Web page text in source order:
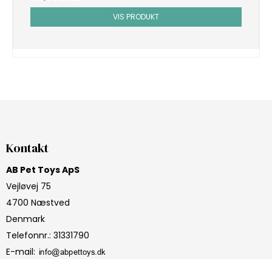
VIS PRODUKT
Kontakt
AB Pet Toys ApS
Vejløvej 75
4700 Næstved
Denmark
Telefonnr.: 31331790
E-mail: